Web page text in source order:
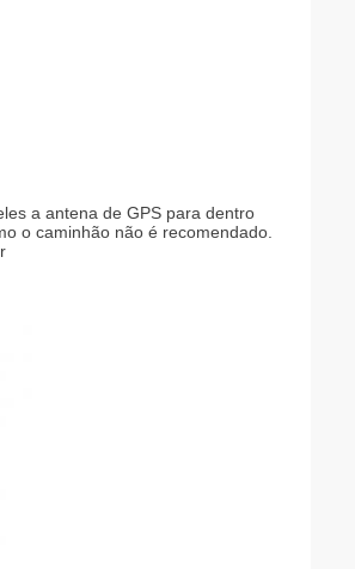
a antena de GPS para dentro
o caminhão não é recomendado.